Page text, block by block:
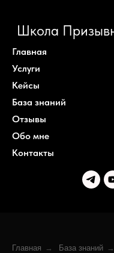
Школа
Главная
Услуги
Кейсы
База знаний
Отзывы
Обо мне
Контакты
Главная → База знаний →